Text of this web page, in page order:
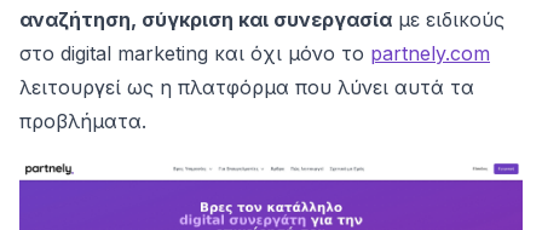
αναζήτηση, σύγκριση και συνεργασία με ειδικούς
στο digital marketing και όχι μόνο το partnely.com
λειτουργεί ως η πλατφόρμα που λύνει αυτά τα
προβλήματα.